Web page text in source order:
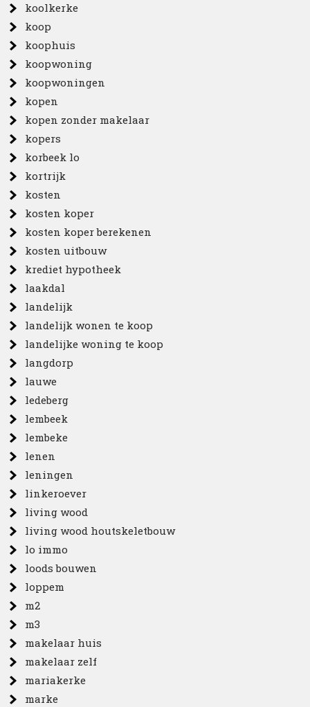
koolkerke
koop
koophuis
koopwoning
koopwoningen
kopen
kopen zonder makelaar
kopers
korbeek lo
kortrijk
kosten
kosten koper
kosten koper berekenen
kosten uitbouw
krediet hypotheek
laakdal
landelijk
landelijk wonen te koop
landelijke woning te koop
langdorp
lauwe
ledeberg
lembeek
lembeke
lenen
leningen
linkeroever
living wood
living wood houtskeletbouw
lo immo
loods bouwen
loppem
m2
m3
makelaar huis
makelaar zelf
mariakerke
marke